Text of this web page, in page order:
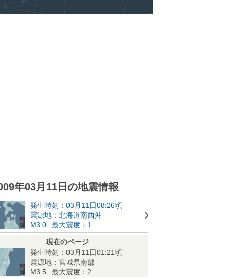
年03月11日の地震情報
発生時刻：03月11日08:26頃
震源地：北海道南西沖
M3.0
最大震度：1
現在のページ
発生時刻：03月11日01:21頃
震源地：宮城県南部
M3.5
最大震度：2